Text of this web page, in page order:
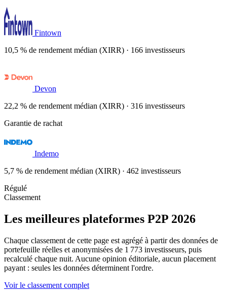
Fintown
10,5 % de rendement médian (XIRR) · 166 investisseurs
Devon
22,2 % de rendement médian (XIRR) · 316 investisseurs
Garantie de rachat
Indemo
5,7 % de rendement médian (XIRR) · 462 investisseurs
Régulé
Classement
Les meilleures plateformes P2P 2026
Chaque classement de cette page est agrégé à partir des données de
portefeuille réelles et anonymisées de 1 773 investisseurs, puis
recalculé chaque nuit. Aucune opinion éditoriale, aucun placement
payant : seules les données déterminent l'ordre.
Voir le classement complet